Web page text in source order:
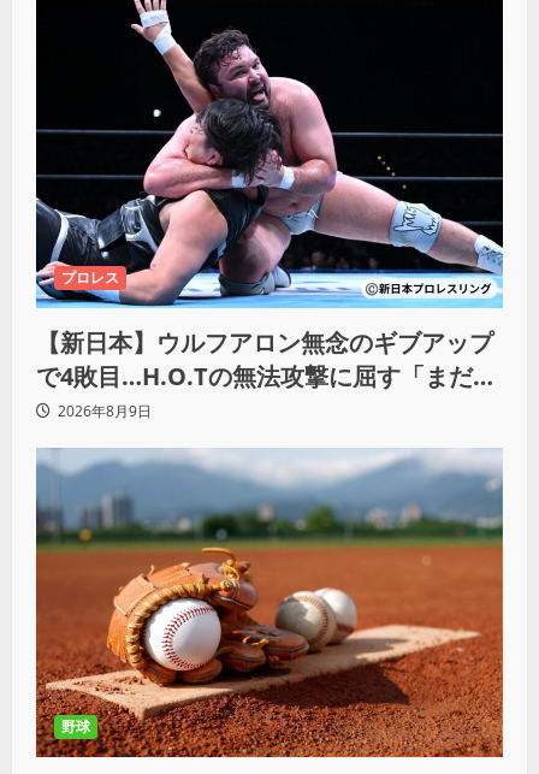
プロレス
【新日本】ウルフアロン無念のギブアップ
で4敗目…H.O.Tの無法攻撃に屈す「まだま
だ俺自身の力はこんなもんだなって」
2026年8月9日
野球